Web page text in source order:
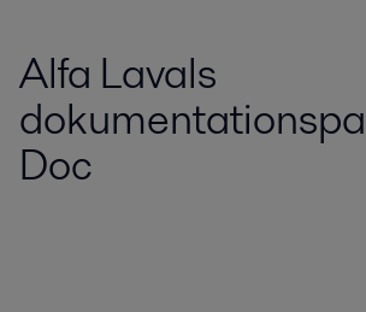
Alfa Lavals
Doc